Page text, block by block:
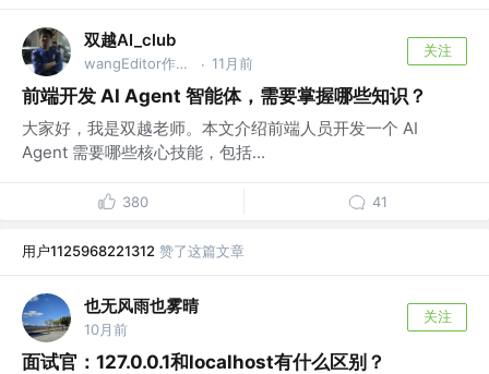
双越AI_club
wangEditor作者，慕课网讲师 · 11月前
关注
前端开发 AI Agent 智能体，需要掌握哪些知识？
大家好，我是双越老师。本文介绍前端人员开发一个 AI
Agent 需要哪些核心技能，包括...
380 41
用户1125968221312 赞了这篇文章
也无风雨也雾晴
10月前
关注
面试官：127.0.0.1和localhost有什么区别？